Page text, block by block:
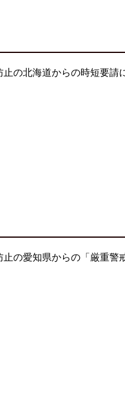
の北海道からの時短要請
の愛知県からの「厳重警